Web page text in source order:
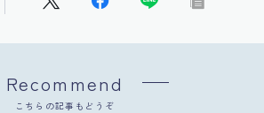
Recommend
こちらの記事もどうぞ